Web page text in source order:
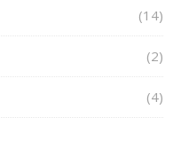
(14)
(2)
(4)